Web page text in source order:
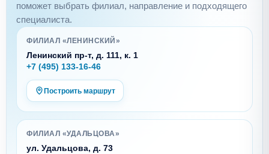
поможет выбрать филиал, направление и подходящего
специалиста.
ФИЛИАЛ «ЛЕНИНСКИЙ»
Ленинский пр-т, д. 111, к. 1
+7 (495) 133-16-46
Построить маршрут
ФИЛИАЛ «УДАЛЬЦОВА»
ул. Удальцова, д. 73